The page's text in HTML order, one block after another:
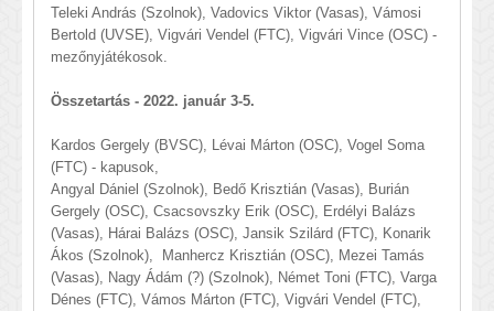
Teleki András (Szolnok), Vadovics Viktor (Vasas), Vámosi
Bertold (UVSE), Vigvári Vendel (FTC), Vigvári Vince (OSC) -
mezőnyjátékosok.
Összetartás - 2022. január 3-5.
Kardos Gergely (BVSC), Lévai Márton (OSC), Vogel Soma
(FTC) - kapusok,
Angyal Dániel (Szolnok), Bedő Krisztián (Vasas), Burián
Gergely (OSC), Csacsovszky Erik (OSC), Erdélyi Balázs
(Vasas), Hárai Balázs (OSC), Jansik Szilárd (FTC), Konarik
Ákos (Szolnok), Manhercz Krisztián (OSC), Mezei Tamás
(Vasas), Nagy Ádám (?) (Szolnok), Német Toni (FTC), Varga
Dénes (FTC), Vámos Márton (FTC), Vigvári Vendel (FTC),